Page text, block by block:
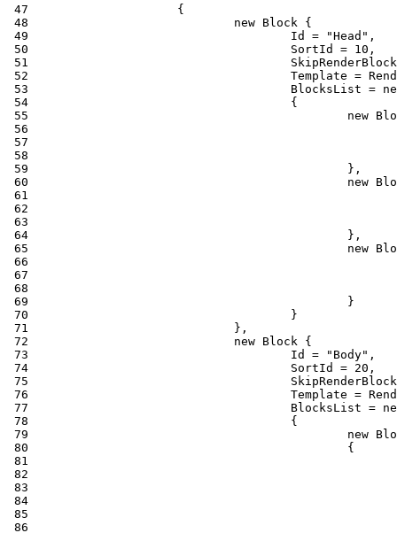
47
48
49
50
51
52
53
54
55
56
57
58
59
60
61
62
63
64
65
66
67
68
69
70
71
72
73
74
75
76
77
78
79
80
81
82
83
84
85
86